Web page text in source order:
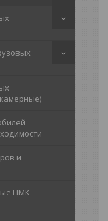
и
ЦМК